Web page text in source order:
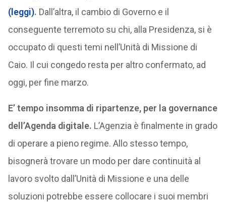
(leggi). Dall’altra, il cambio di Governo e il
conseguente terremoto su chi, alla Presidenza, si è
occupato di questi temi nell’Unità di Missione di
Caio. Il cui congedo resta per altro confermato, ad
oggi, per fine marzo.
E’ tempo insomma di ripartenze, per la governance
dell’Agenda digitale. L’Agenzia è finalmente in grado
di operare a pieno regime. Allo stesso tempo,
bisognerà trovare un modo per dare continuità al
lavoro svolto dall’Unità di Missione e una delle
soluzioni potrebbe essere collocare i suoi membri